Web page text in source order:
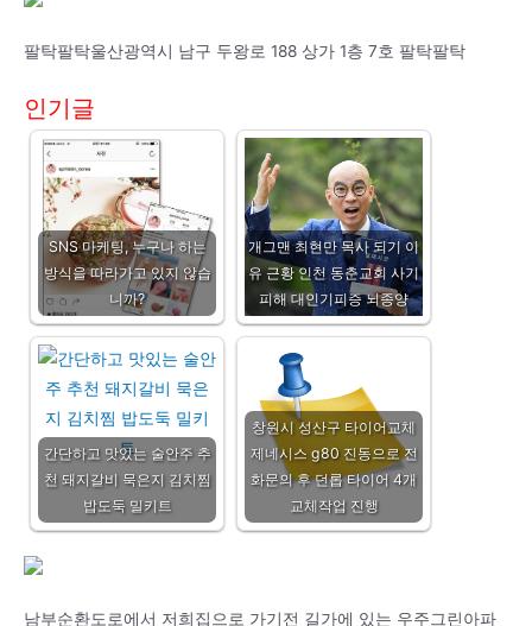
팔탁팔탁울산광역시 남구 두왕로 188 상가 1층 7호 팔탁팔탁
인기글
SNS 마케팅, 누구나 하는
방식을 따라가고 있지 않습
니까?
개그맨 최현만 목사 되기 이
유 근황 인천 동춘교회 사기
피해 대인기피증 뇌종양
간단하고 맛있는 술안주 추
천 돼지갈비 묵은지 김치찜
밥도둑 밀키트
창원시 성산구 타이어교체
제네시스 g80 진동으로 전
화문의 후 던롭 타이어 4개
교체작업 진행
남부순환도로에서 저희집으로 가기전 길가에 있는 우주그린아파